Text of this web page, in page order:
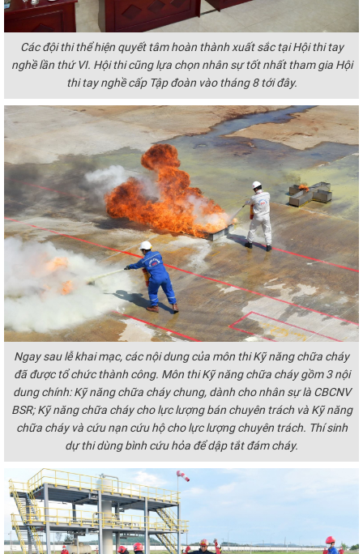
Các đội thi thể hiện quyết tâm hoàn thành xuất sắc tại Hội thi tay
nghề lần thứ VI. Hội thi cũnglựa chọn nhân sự tốt nhất tham gia Hội
thi tay nghề cấp Tập đoàn vào tháng 8 tới đây.
Ngay sau lễ khai mạc, các nội dung của môn thi Kỹ năng chữa cháy
đã được tổ chức thành công. Môn thi Kỹ năng chữa cháy gồm 3 nội
dung chính: Kỹ năng chữa cháy chung, dành cho nhân sự là CBCNV
BSR; Kỹ năng chữa cháy cho lực lượng bán chuyên trách và Kỹ năng
chữa cháy và cứu nạn cứu hộ cho lực lượng chuyên trách. Thí sinh
dự thi dùng bình cứu hỏa để dập tắt đám cháy.